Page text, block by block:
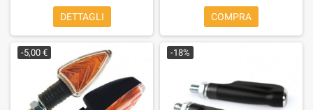
DETTAGLI COMPRA
-5,00 € -18%